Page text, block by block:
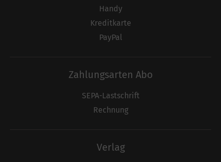
Handy
Kreditkarte
PayPal
Zahlungsarten Abo
SEPA-Lastschrift
Rechnung
Verlag